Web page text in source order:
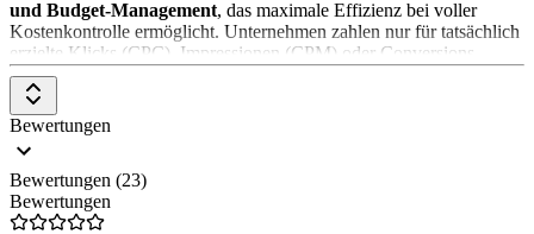
und Budget-Management, das maximale Effizienz bei voller
Kostenkontrolle ermöglicht. Unternehmen zahlen nur für tatsächlich
erzielte Klicks (CPC), Impressionen (CPM) oder Conversions
(CPA).
Mithilfe detaillierter
Optimierungsvorschläge
Kosten im Blick. Google Ads selbst kann kostenlos genutzt werden
– Kosten entstehen nur durch geschaltete Anzeigen.
Google Ads Kampagnen mit KI erstellen – ohne Fixkosten
Bewertungen
Bewertungen (23)
Bewertungen